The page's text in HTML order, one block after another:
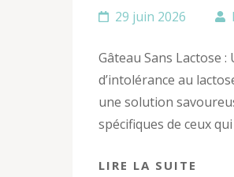
29 juin 2026
Gâteau Sans Lactose
d’intolérance au
une solution
spécifiques de ceux
LIRE LA SUITE